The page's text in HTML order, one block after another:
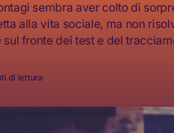
sembra aver colto di
alla vita sociale, ma non
fronte dei test e del
di lettura